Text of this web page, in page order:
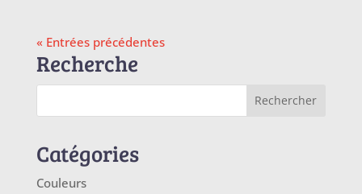
« Entrées précédentes
Recherche
Catégories
Couleurs